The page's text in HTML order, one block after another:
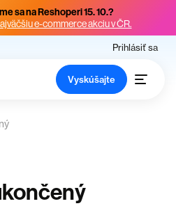
sa na Reshoperi 15. 10.?
e-commerce akciu v ČR.
Prihlásiť sa
Vyskúšajte